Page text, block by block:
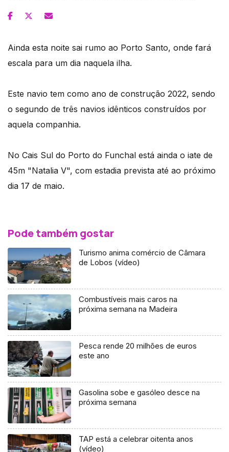
Ainda esta noite sai rumo ao Porto Santo, onde fará
escala para um dia naquela ilha.
Este navio tem como ano de construção 2022, sendo
o segundo de três navios idênticos construídos por
aquela companhia.
No Cais Sul do Porto do Funchal está ainda o iate de
45m "Natalia V", com estadia prevista até ao próximo
dia 17 de maio.
Pode também gostar
Turismo anima comércio de Câmara
de Lobos (vídeo)
Combustíveis mais caros na
próxima semana na Madeira
Pesca rende 20 milhões de euros
este ano
Gasolina sobe e gasóleo desce na
próxima semana
TAP está a celebrar oitenta anos
(vídeo)